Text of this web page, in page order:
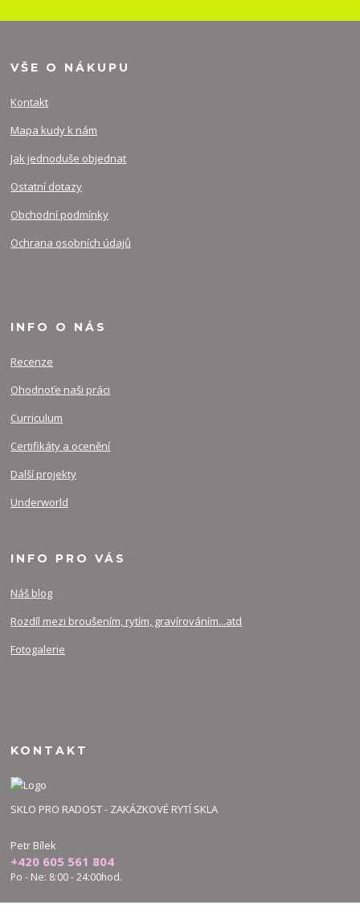
VŠE O NÁKUPU
Kontakt
Mapa kudy k nám
Jak jednoduše objednat
Ostatní dotazy
Obchodní podmínky
Ochrana osobních údajů
INFO O NÁS
Recenze
Ohodnoťe naši práci
Curriculum
Certifikáty a ocenění
Další projekty
Underworld
INFO PRO VÁS
Náš blog
Rozdíl mezi broušením, rytím, gravírováním...atd
Fotogalerie
KONTAKT
SKLO PRO RADOST - ZAKÁZKOVÉ RYTÍ SKLA
Petr Bílek
+420 605 561 804
Po - Ne: 8:00 - 24:00hod.
bilek.petr@skloproradost.cz